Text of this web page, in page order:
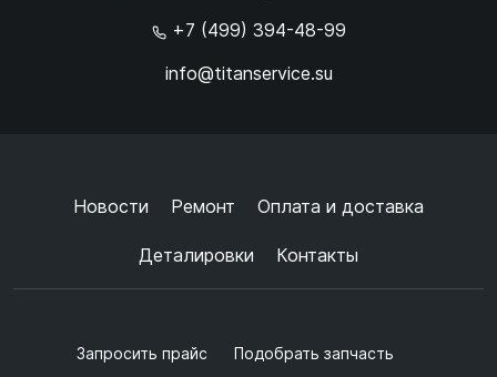
+7 (499) 394-48-99
info@titanservice.su
Новости Ремонт Оплата и доставка
Деталировки Контакты
Запросить прайс Подобрать запчасть